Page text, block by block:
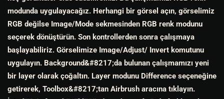
modunda uygulayacağız. Herhangi bir görsel açın, görselimiz
RGB değilse Image/Mode sekmesinden RGB renk modunu
seçerek dönüştürün. Son kontrollerden sonra çalışmaya
başlayabiliriz. Görselimize Image/Adjust/ Invert komutunu
uygulayın. Background&#8217;da bulunan çalışmamızı yeni
bir layer olarak çoğaltın. Layer modunu Difference seçeneğine
getirerek, Toolbox&#8217;tan Airbrush aracına tıklayın.